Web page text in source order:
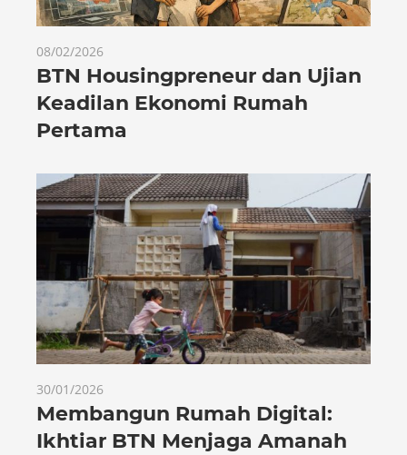
08/02/2026
BTN Housingpreneur dan Ujian
Keadilan Ekonomi Rumah
Pertama
30/01/2026
Membangun Rumah Digital:
Ikhtiar BTN Menjaga Amanah